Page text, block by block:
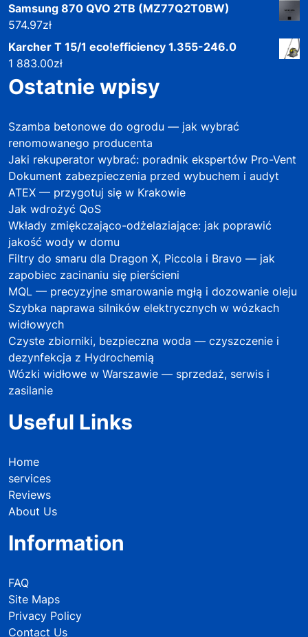
Samsung 870 QVO 2TB (MZ77Q2T0BW)
574.97zł
Karcher T 15/1 eco!efficiency 1.355-246.0
1 883.00zł
Ostatnie wpisy
Szamba betonowe do ogrodu — jak wybrać
renomowanego producenta
Jaki rekuperator wybrać: poradnik ekspertów Pro-Vent
Dokument zabezpieczenia przed wybuchem i audyt
ATEX — przygotuj się w Krakowie
Jak wdrożyć QoS
Wkłady zmiękczająco-odżelaziające: jak poprawić
jakość wody w domu
Filtry do smaru dla Dragon X, Piccola i Bravo — jak
zapobiec zacinaniu się pierścieni
MQL — precyzyjne smarowanie mgłą i dozowanie oleju
Szybka naprawa silników elektrycznych w wózkach
widłowych
Czyste zbiorniki, bezpieczna woda — czyszczenie i
dezynfekcja z Hydrochemią
Wózki widłowe w Warszawie — sprzedaż, serwis i
zasilanie
Useful Links
Home
services
Reviews
About Us
Information
FAQ
Site Maps
Privacy Policy
Contact Us